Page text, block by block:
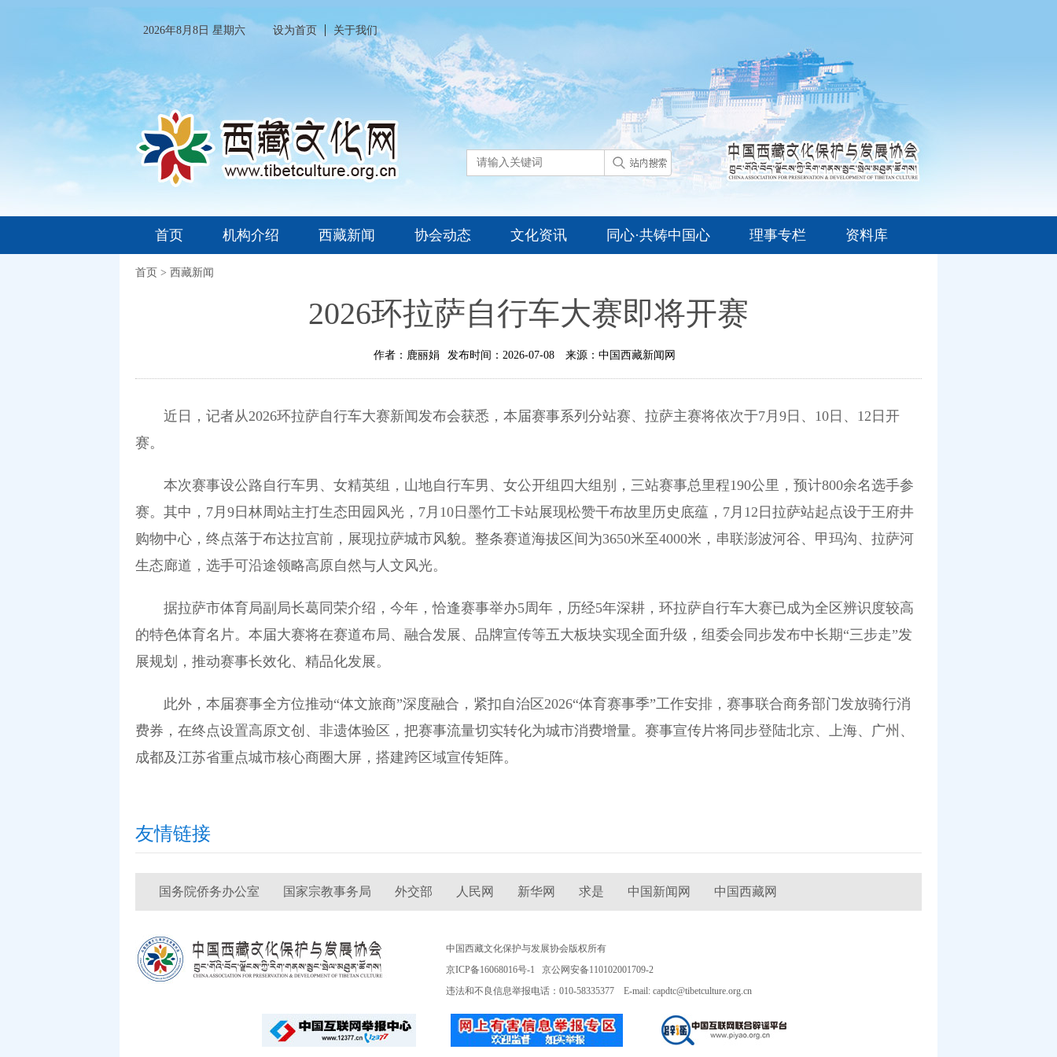
2026年8月8日 星期六 设为首页 关于我们
首页 机构介绍 西藏新闻 协会动态 文化资讯 同心·共铸中国心 理事专栏 资料库
首页 > 西藏新闻
2026环拉萨自行车大赛即将开赛
作者：鹿丽娟 发布时间：2026-07-08 来源：中国西藏新闻网
近日，记者从2026环拉萨自行车大赛新闻发布会获悉，本届赛事系列分站赛、拉萨主赛将依次于7月9日、10日、12日开
赛。
本次赛事设公路自行车男、女精英组，山地自行车男、女公开组四大组别，三站赛事总里程190公里，预计800余名选手参
赛。其中，7月9日林周站主打生态田园风光，7月10日墨竹工卡站展现松赞干布故里历史底蕴，7月12日拉萨站起点设于王府井
购物中心，终点落于布达拉宫前，展现拉萨城市风貌。整条赛道海拔区间为3650米至4000米，串联澎波河谷、甲玛沟、拉萨河
生态廊道，选手可沿途领略高原自然与人文风光。
据拉萨市体育局副局长葛同荣介绍，今年，恰逢赛事举办5周年，历经5年深耕，环拉萨自行车大赛已成为全区辨识度较高
的特色体育名片。本届大赛将在赛道布局、融合发展、品牌宣传等五大板块实现全面升级，组委会同步发布中长期“三步走”发
展规划，推动赛事长效化、精品化发展。
此外，本届赛事全方位推动“体文旅商”深度融合，紧扣自治区2026“体育赛事季”工作安排，赛事联合商务部门发放骑行消
费券，在终点设置高原文创、非遗体验区，把赛事流量切实转化为城市消费增量。赛事宣传片将同步登陆北京、上海、广州、
成都及江苏省重点城市核心商圈大屏，搭建跨区域宣传矩阵。
友情链接
国务院侨务办公室 国家宗教事务局 外交部 人民网 新华网 求是 中国新闻网 中国西藏网
中国西藏文化保护与发展协会版权所有
京ICP备16068016号-1 京公网安备110102001709-2
违法和不良信息举报电话：010-58335377 E-mail: capdtc@tibetculture.org.cn